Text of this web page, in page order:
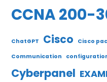
CCNA 200-
ChatGPT Cisco Cisco
Communication
Cyberpanel